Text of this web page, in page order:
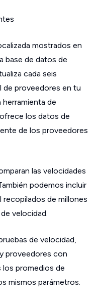
mostrados en
base de datos de
cada seis
de proveedores en tu
de
los datos de
de los proveedores
las velocidades
podemos incluir
recopilados de millones
velocidad.
de velocidad,
proveedores con
los promedios de
mismos parámetros.